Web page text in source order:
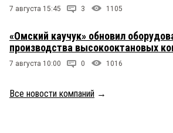
7 августа 15:45 3 1105
«Омский каучук» обновил
производства высокооктановых
7 августа 10:00 0 1016
Все новости компаний →